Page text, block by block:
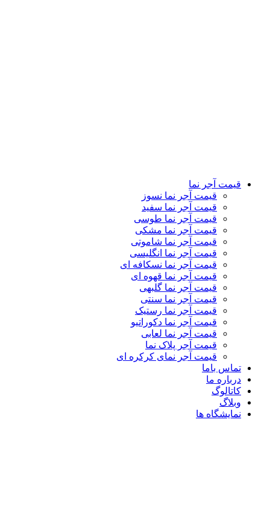
قیمت آجر نما
قیمت آجر نما نسوز
قیمت آجر نما سفید
قیمت آجر نما طوسی
قیمت آجر نما مشکی
قیمت آجر نما شاموتی
قیمت آجر نما انگلیسی
قیمت آجر نما نسکافه ای
قیمت آجر نما قهوه ای
قیمت آجر نما گلبهی
قیمت آجر نما سنتی
قیمت آجر نما رستیک
قیمت آجر نما دکوراتیو
قیمت آجر نما لعابی
قیمت آجر پلاک نما
قیمت آجر نمای کرکره ای
تماس باما
درباره ما
کاتالوگ
وبلاگ
نمایشگاه ها